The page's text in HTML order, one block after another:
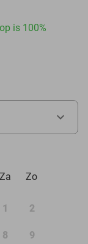
is 100%
Za Zo
1 2
8 9